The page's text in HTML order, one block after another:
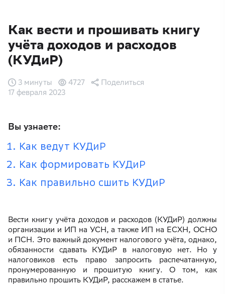
Как вести и прошивать книгу
учёта доходов и расходов
(КУДиР)
17 февраля 2023
3 минуты 4727 Поделиться
Вы узнаете:
Как ведут КУДиР
Как формировать КУДиР
Как правильно сшить КУДиР
Вести книгу учёта доходов и расходов (КУДиР) должны
организации и ИП на УСН, а также ИП на ЕСХН, ОСНО
и ПСН. Это важный документ налогового учёта, однако,
обязанности сдавать КУДиР в налоговую нет. Но у
налоговиков есть право запросить распечатанную,
пронумерованную и прошитую книгу. О том, как
правильно прошить КУДиР, расскажем в статье.